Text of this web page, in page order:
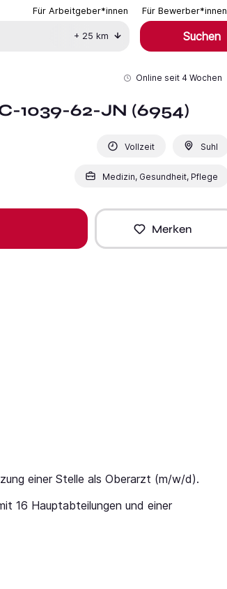
Für Arbeitgeber*innen Für Bewerber*innen
+ 25 km Suchen
Online seit 4 Wochen
1039-62-JN (6954)
Vollzeit Suhl
Medizin, Gesundheit, Pflege
Merken
einer Stelle als Oberarzt (m/w/d).
16 Hauptabteilungen und einer